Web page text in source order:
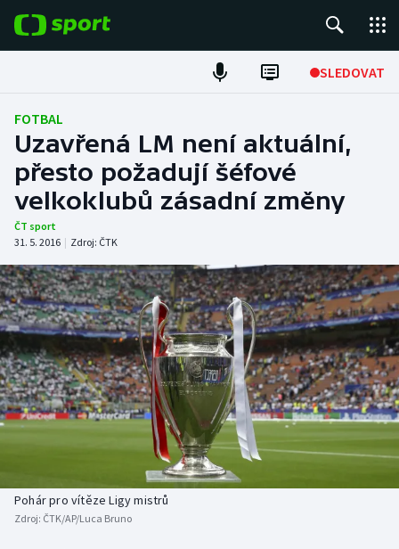
SLEDOVAT
Fotbal
Hokej
Tenis
Atletika
Cyklistika
DALŠÍ SPORTY
Americký fotbal
Baseball a softbal
Biatlon
NEPŘEHLÉDNĚTE
Soutěže
Historické návraty
Aplikace ČT sport
FOTBAL
Uzavřená LM není aktuální,
přesto požadují šéfové
velkoklubů zásadní změny
ČT sport
31. 5. 2016 | Zdroj: ČTK
Pohár pro vítěze Ligy mistrů
Zdroj: ČTK/AP/Luca Bruno